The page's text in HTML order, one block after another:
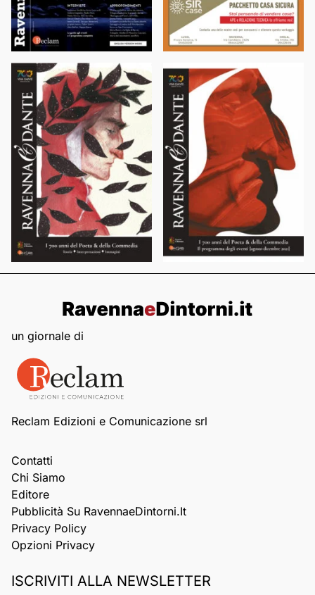
un giornale di
Reclam Edizioni e Comunicazione srl
Contatti
Chi Siamo
Editore
Pubblicità Su RavennaeDintorni.it
Privacy Policy
Opzioni Privacy
ISCRIVITI ALLA NEWSLETTER